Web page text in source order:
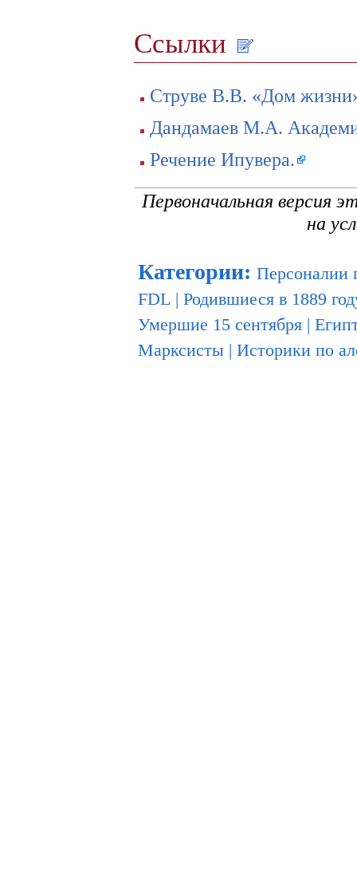
Ссылки
Струве В.В. «Дом
Дандамаев М.А.
Речение Ипувера.
Первоначальная версия
на
Категории: Персоналии
FDL | Родившиеся в 1889
Умершие 15 сентября |
Марксисты | Историки по